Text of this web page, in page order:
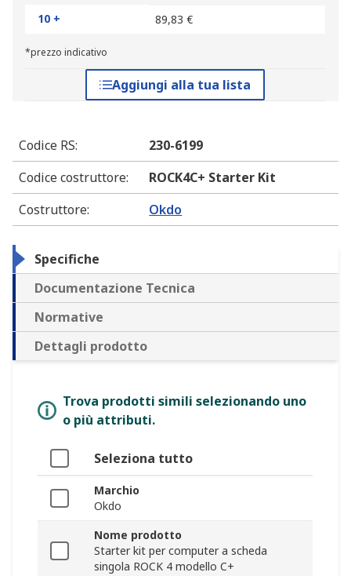
10 +
89,83 €
*prezzo indicativo
Aggiungi alla tua lista
Codice RS:
230-6199
Codice costruttore:
ROCK4C+ Starter Kit
Costruttore: Okdo
Specifiche
Documentazione Tecnica
Normative
Dettagli prodotto
Trova prodotti simili selezionando uno
o più attributi.
Seleziona tutto
Marchio
Okdo
Nome prodotto
Starter kit per computer a scheda
singola ROCK 4 modello C+